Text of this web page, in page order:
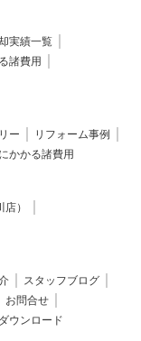
実績一覧
諸費用
ー
リフォーム事例
かかる諸費用
）
スタッフブログ
お問合せ
ウンロード